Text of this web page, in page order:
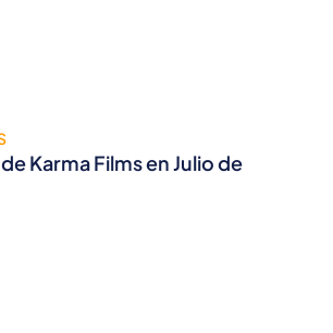
Karma Films en Julio de